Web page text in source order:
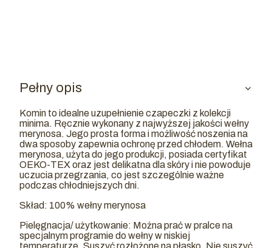
Pełny opis
Komin to idealne uzupełnienie czapeczki z kolekcji
minima. Ręcznie wykonany z najwyższej jakości wełny
merynosa. Jego prosta forma i możliwość noszenia na
dwa sposoby zapewnia ochronę przed chłodem. Wełna
merynosa, użyta do jego produkcji, posiada certyfikat
OEKO-TEX oraz jest delikatna dla skóry i nie powoduje
uczucia przegrzania, co jest szczególnie ważne
podczas chłodniejszych dni.
Skład: 100% wełny merynosa
Pielęgnacja/ użytkowanie: Można prać w pralce na
specjalnym programie do wełny w niskiej